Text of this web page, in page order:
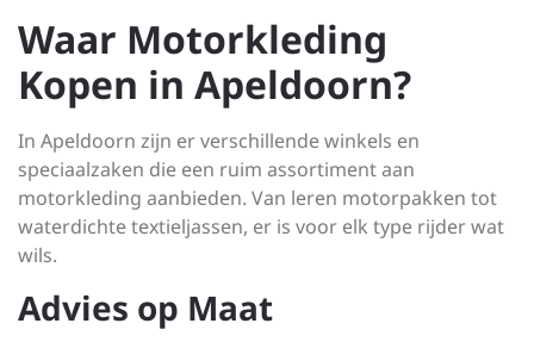
Waar Motorkleding
Kopen in Apeldoorn?
In Apeldoorn zijn er verschillende winkels en
speciaalzaken die een ruim assortiment aan
motorkleding aanbieden. Van leren motorpakken tot
waterdichte textieljassen, er is voor elk type rijder wat
wils.
Advies op Maat